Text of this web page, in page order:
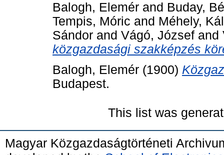
Balogh, Elemér and Buday,
Tempis, Móric and Méhely,
Sándor and Vágó, József and
közgazdasági szakképzés
Balogh, Elemér (1900)
Budapest.
This list was
Magyar Közgazdaságtörténeti